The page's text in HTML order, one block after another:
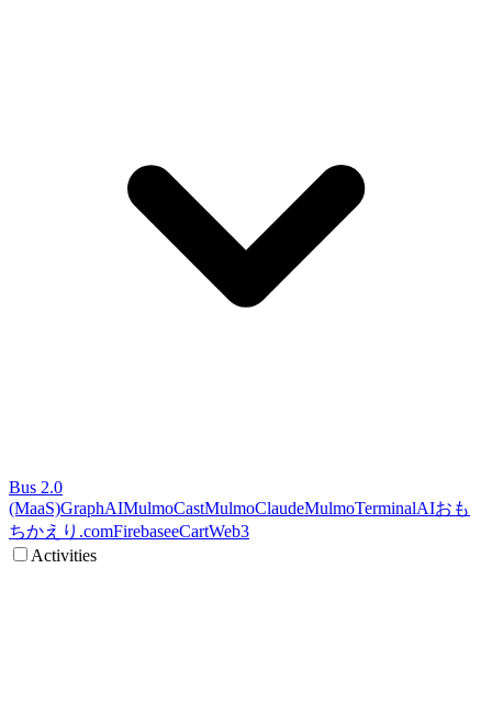
Bus 2.0
(MaaS)GraphAIMulmoCastMulmoClaudeMulmoTerminalAIおも
ちかえり.comFirebaseeCartWeb3
Activities